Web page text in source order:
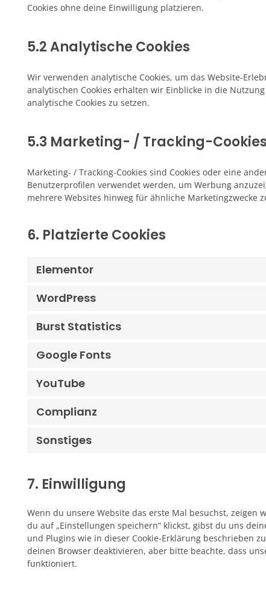
Cookies ohne deine Einwilligung platzieren.
5.2 Analytische Cookies
Wir verwenden analytische Cookies, um das Website-
analytischen Cookies erhalten wir Einblicke in die
analytische Cookies zu setzen.
5.3 Marketing- / Tracking-Cookies
Marketing- / Tracking-Cookies sind Cookies oder eine
Benutzerprofilen verwendet werden, um Werbung
mehrere Websites hinweg für ähnliche Marketingzwecke
6. Platzierte Cookies
Elementor
WordPress
Burst Statistics
Google Fonts
YouTube
Complianz
Sonstiges
7. Einwilligung
Wenn du unsere Website das erste Mal besuchst, zeigen
du auf „Einstellungen speichern“ klickst, gibst du uns
und Plugins wie in dieser Cookie-Erklärung beschrieben
deinen Browser deaktivieren, aber bitte beachte, dass
funktioniert.